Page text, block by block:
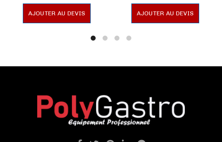
AJOUTER AU DEVIS AJOUTER AU DEVIS